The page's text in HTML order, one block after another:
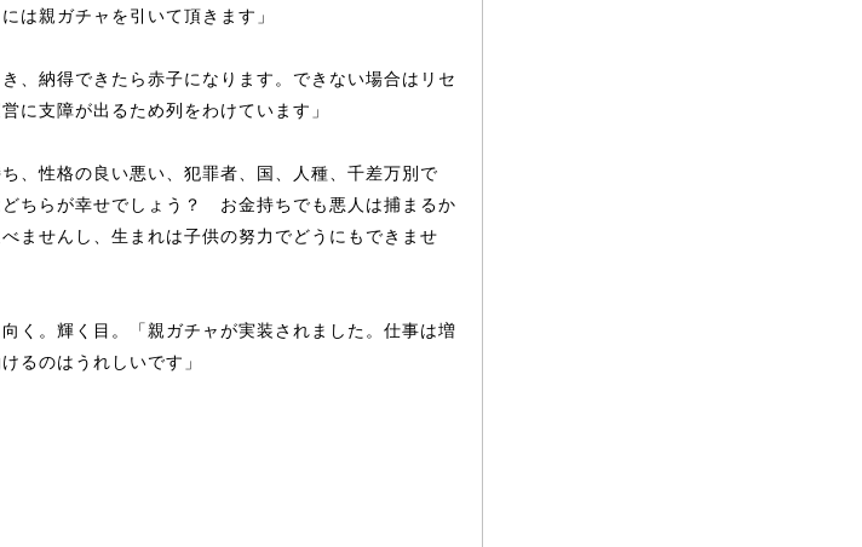
は親ガチ ャ を引いて頂きます」
、納得できたら赤子になります。できない場合はリセ
に支障が出るため列をわけています」
、性格の良い悪い、犯罪者、国、人種、千差万別で
ちらが幸せでし ょ う？ お金持ちでも悪人は捕まるか
ませんし、生まれは子供の努力でどうにもできませ
く。輝く目。「親ガチ ャが実装されました。仕事は増
るのはうれしいです」